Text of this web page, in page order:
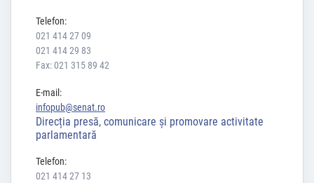
Telefon:
021 414 27 09
021 414 29 83
Fax: 021 315 89 42
E-mail:
infopub@senat.ro
Direcția presă, comunicare și promovare activitate
parlamentară
Telefon:
021 414 27 13